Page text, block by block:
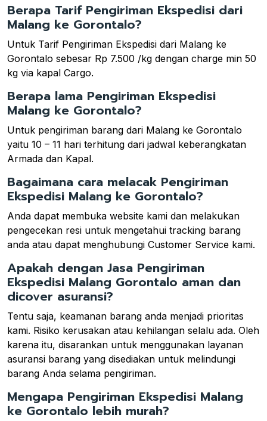
Berapa Tarif Pengiriman Ekspedisi dari
Malang ke Gorontalo?
Untuk Tarif Pengiriman Ekspedisi dari Malang ke
Gorontalo sebesar Rp 7.500 /kg dengan charge min 50
kg via kapal Cargo.
Berapa lama Pengiriman Ekspedisi
Malang ke Gorontalo?
Untuk pengiriman barang dari Malang ke Gorontalo
yaitu 10 – 11 hari terhitung dari jadwal keberangkatan
Armada dan Kapal.
Bagaimana cara melacak Pengiriman
Ekspedisi Malang ke Gorontalo?
Anda dapat membuka website kami dan melakukan
pengecekan resi untuk mengetahui tracking barang
anda atau dapat menghubungi Customer Service kami.
Apakah dengan Jasa Pengiriman
Ekspedisi Malang Gorontalo aman dan
dicover asuransi?
Tentu saja, keamanan barang anda menjadi prioritas
kami. Risiko kerusakan atau kehilangan selalu ada. Oleh
karena itu, disarankan untuk menggunakan layanan
asuransi barang yang disediakan untuk melindungi
barang Anda selama pengiriman.
Mengapa Pengiriman Ekspedisi Malang
ke Gorontalo lebih murah?